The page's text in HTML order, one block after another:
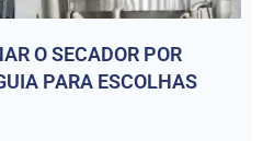
O SECADOR POR
PARA ESCOLHAS